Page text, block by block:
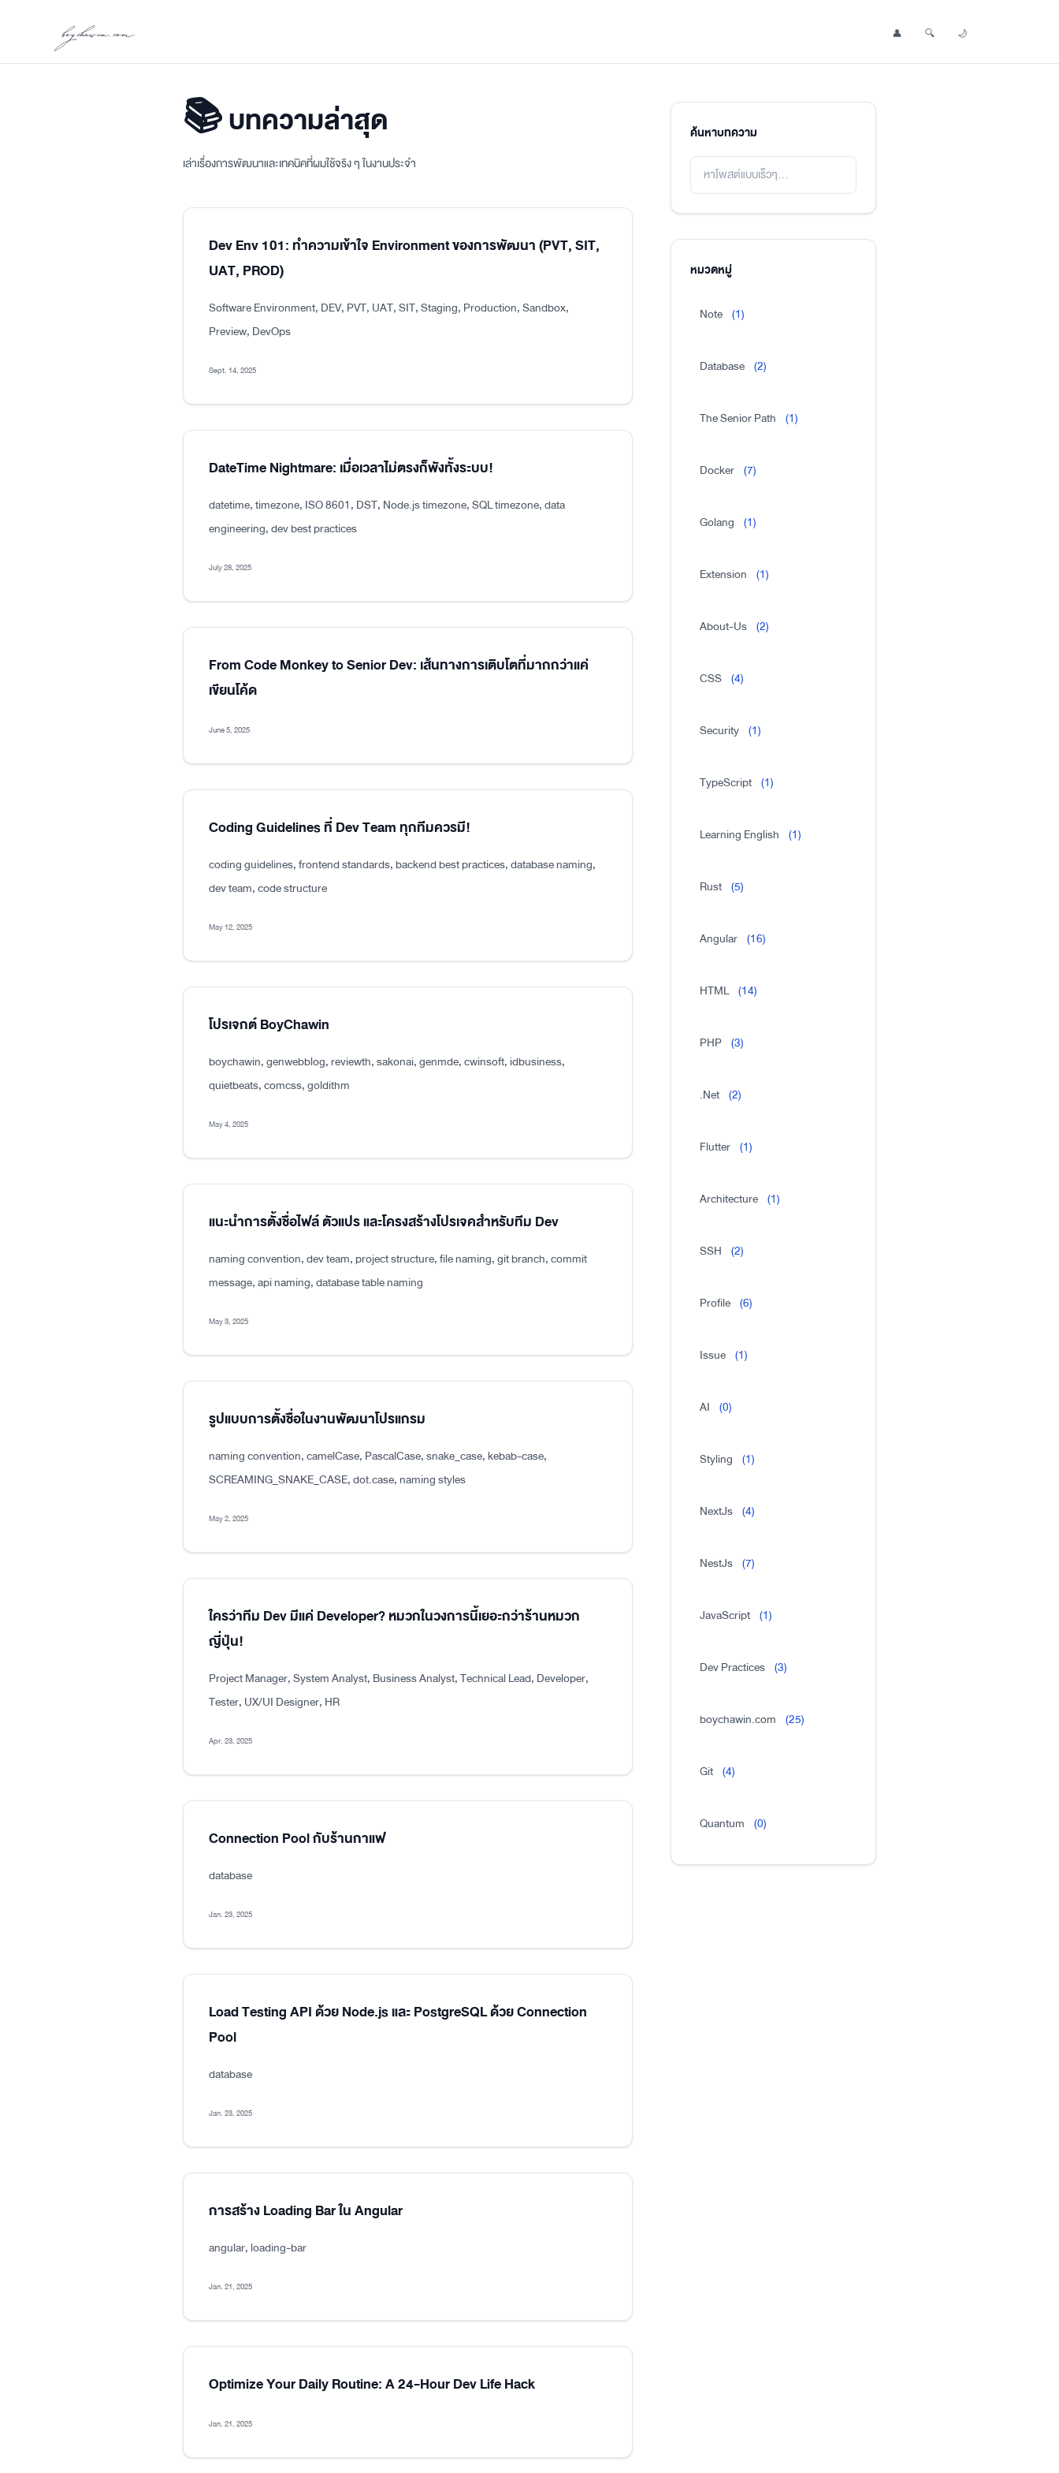
boychawin.com Profile
👤 Search Post
🔍 Toggle Dark Mode
🌙
📚 บทความล่าสุด
เล่าเรื่องการพัฒนาและเทคนิคที่ผมใช้จริง ๆ ในงานประจำ
Dev Env 101: ทำความเข้าใจ Environment ของการพัฒนา (PVT, SIT,
UAT, PROD)
Software Environment, DEV, PVT, UAT, SIT, Staging, Production, Sandbox,
Preview, DevOps
Sept. 14, 2025
DateTime Nightmare: เมื่อเวลาไม่ตรงก็พังทั้งระบบ!
datetime, timezone, ISO 8601, DST, Node.js timezone, SQL timezone, data
engineering, dev best practices
July 28, 2025
From Code Monkey to Senior Dev: เส้นทางการเติบโตที่มากกว่าแค่
เขียนโค้ด
June 5, 2025
Coding Guidelines ที่ Dev Team ทุกทีมควรมี!
coding guidelines, frontend standards, backend best practices, database naming,
dev team, code structure
May 12, 2025
โปรเจกต์ BoyChawin
boychawin, genwebblog, reviewth, sakonai, genmde, cwinsoft, idbusiness,
quietbeats, comcss, goldithm
May 4, 2025
แนะนำการตั้งชื่อไฟล์ ตัวแปร และโครงสร้างโปรเจคสำหรับทีม Dev
naming convention, dev team, project structure, file naming, git branch, commit
message, api naming, database table naming
May 3, 2025
รูปแบบการตั้งชื่อในงานพัฒนาโปรแกรม
naming convention, camelCase, PascalCase, snake_case, kebab-case,
SCREAMING_SNAKE_CASE, dot.case, naming styles
May 2, 2025
ใครว่าทีม Dev มีแค่ Developer? หมวกในวงการนี้เยอะกว่าร้านหมวก
ญี่ปุ่น!
Project Manager, System Analyst, Business Analyst, Technical Lead, Developer,
Tester, UX/UI Designer, HR
Apr. 23, 2025
Connection Pool กับร้านกาแฟ
database
Jan. 23, 2025
Load Testing API ด้วย Node.js และ PostgreSQL ด้วย Connection
Pool
database
Jan. 23, 2025
การสร้าง Loading Bar ใน Angular
angular, loading-bar
Jan. 21, 2025
Optimize Your Daily Routine: A 24-Hour Dev Life Hack
Jan. 21, 2025
ค้นหาบทความ
หมวดหมู่
Note (1)
Database (2)
The Senior Path (1)
Docker (7)
Golang (1)
Extension (1)
About-Us (2)
CSS (4)
Security (1)
TypeScript (1)
Learning English (1)
Rust (5)
Angular (16)
HTML (14)
PHP (3)
.Net (2)
Flutter (1)
Architecture (1)
SSH (2)
Profile (6)
Issue (1)
AI (0)
Styling (1)
NextJs (4)
NestJs (7)
JavaScript (1)
Dev Practices (3)
boychawin.com (25)
Git (4)
Quantum (0)